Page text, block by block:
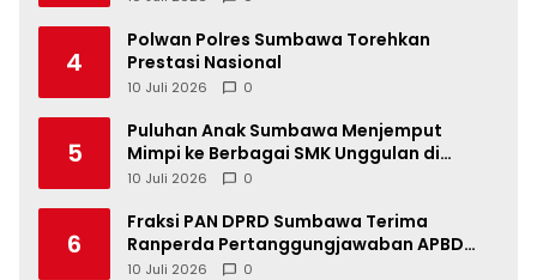
4
Polwan Polres Sumbawa Torehkan
Prestasi Nasional
10 Juli 2026 0
5
Puluhan Anak Sumbawa Menjemput
Mimpi ke Berbagai SMK Unggulan di
Indonesia
10 Juli 2026 0
6
Fraksi PAN DPRD Sumbawa Terima
Ranperda Pertanggungjawaban APBD
2025, Soroti SILPA Rp201,68 Miliar dan
10 Juli 2026 0